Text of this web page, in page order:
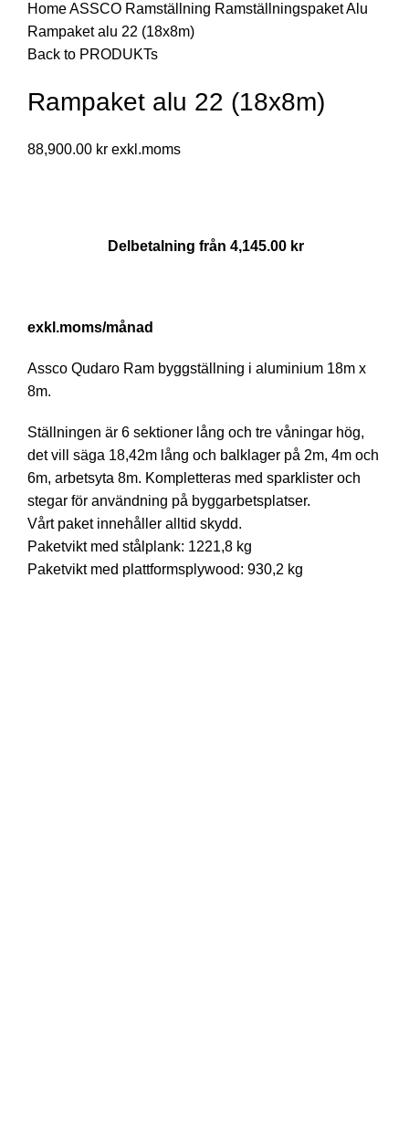
HomeASSCO Ramställning Ramställningspaket Alu
Rampaket alu 22 (18x8m)
Back to PRODUKTs
Rampaket alu 22 (18x8m)
88,900.00 kr
Delbetalning från 4,145.00 kr
/månad
Assco Qudaro Ram byggställning i aluminium 18m x
8m.
Ställningen är 6 sektioner lång och tre våningar hög,
det vill säga 18,42m lång och balklager på 2m, 4m och
6m, arbetsyta 8m. Kompletteras med sparklister och
stegar för användning på byggarbetsplatser.
Vårt paket innehåller alltid skydd.
Paketvikt med stålplank: 1221,8 kg
Paketvikt med plattformsplywood: 930,2 kg